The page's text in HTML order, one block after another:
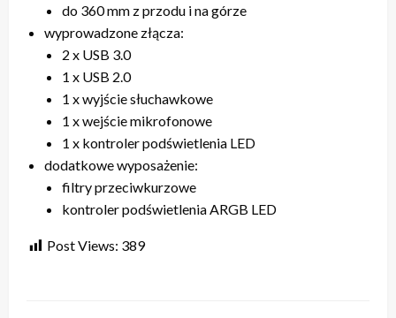
do 360 mm z przodu i na górze
wyprowadzone złącza:
2 x USB 3.0
1 x USB 2.0
1 x wyjście słuchawkowe
1 x wejście mikrofonowe
1 x kontroler podświetlenia LED
dodatkowe wyposażenie:
filtry przeciwkurzowe
kontroler podświetlenia ARGB LED
Post Views: 389